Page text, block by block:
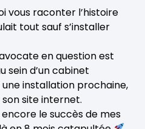
vous raconter l’histoire
tout sauf s’installer
en question est
sein d’un cabinet
installation prochaine,
son site internet.
le succès de mes